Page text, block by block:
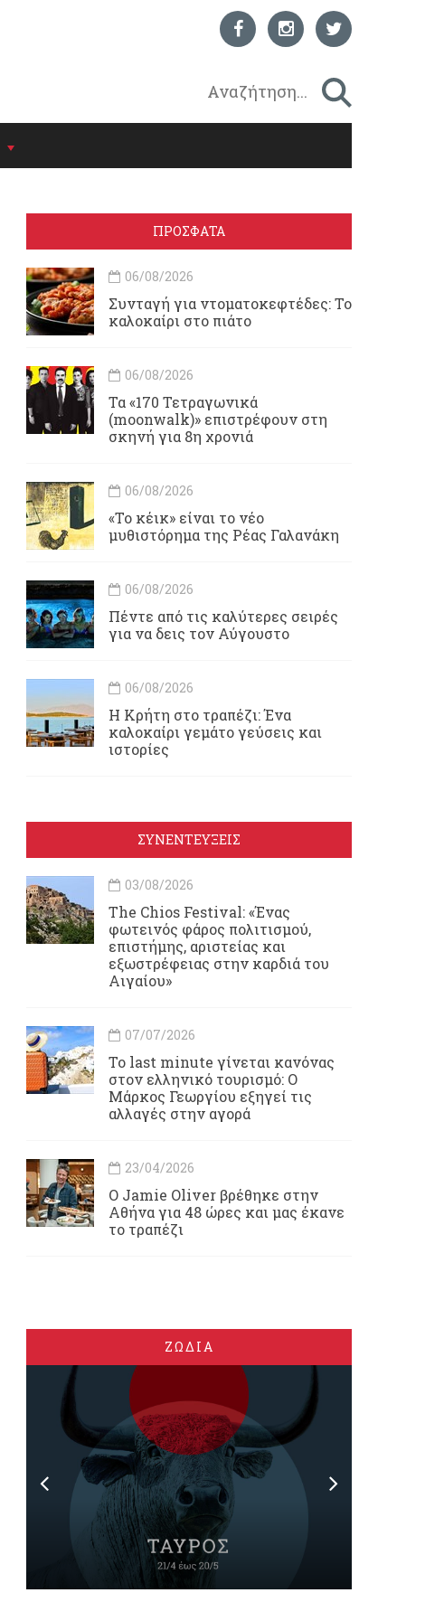
ΠΡΟΣΦΑΤΑ
06/08/2026
Συνταγή για ντοματοκεφτέδες: Το
καλοκαίρι στο πιάτο
06/08/2026
Τα «170 Τετραγωνικά
(moonwalk)» επιστρέφουν στη
σκηνή για 8η χρονιά
06/08/2026
«Το κέικ» είναι το νέο
μυθιστόρημα της Ρέας Γαλανάκη
06/08/2026
Πέντε από τις καλύτερες σειρές
για να δεις τον Αύγουστο
06/08/2026
Η Κρήτη στο τραπέζι: Ένα
καλοκαίρι γεμάτο γεύσεις και
ιστορίες
ΣΥΝΕΝΤΕΥΞΕΙΣ
03/08/2026
Τhe Chios Festival: «Ένας
φωτεινός φάρος πολιτισμού,
επιστήμης, αριστείας και
εξωστρέφειας στην καρδιά του
Αιγαίου»
07/07/2026
Το last minute γίνεται κανόνας
στον ελληνικό τουρισμό: Ο
Μάρκος Γεωργίου εξηγεί τις
αλλαγές στην αγορά
23/04/2026
Ο Jamie Oliver βρέθηκε στην
Αθήνα για 48 ώρες και μας έκανε
το τραπέζι
ΖΩΔΙΑ